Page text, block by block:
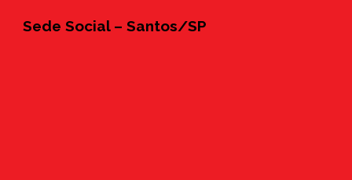
Sede Social – Santos/SP